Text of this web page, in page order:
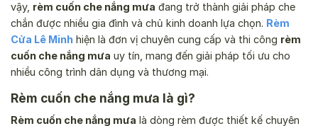
vậy, rèm cuốn che nắng mưa đang trở thành giải pháp che
chắn được nhiều gia đình và chủ kinh doanh lựa chọn. Rèm
Cửa Lê Minh hiện là đơn vị chuyên cung cấp và thi công rèm
cuốn che nắng mưa uy tín, mang đến giải pháp tối ưu cho
nhiều công trình dân dụng và thương mại.
Rèm cuốn che nắng mưa là gì?
Rèm cuốn che nắng mưa là dòng rèm được thiết kế chuyên